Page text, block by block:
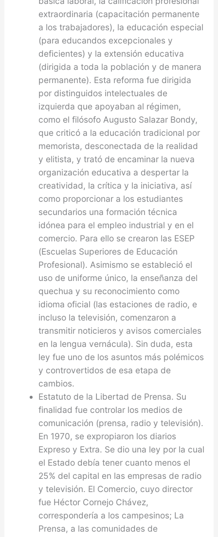
extraordinaria (capacitación permanente
a los trabajadores), la educación especial
(para educandos excepcionales y
deficientes) y la extensión educativa
(dirigida a toda la población y de manera
permanente). Esta reforma fue dirigida
por distinguidos intelectuales de
izquierda que apoyaban al régimen,
como el filósofo Augusto Salazar Bondy,
que criticó a la educación tradicional por
memorista, desconectada de la realidad
y elitista, y trató de encaminar la nueva
organización educativa a despertar la
creatividad, la crítica y la iniciativa, así
como proporcionar a los estudiantes
secundarios una formación técnica
idónea para el empleo industrial y en el
comercio. Para ello se crearon las ESEP
(Escuelas Superiores de Educación
Profesional). Asimismo se estableció el
uso de uniforme único, la enseñanza del
quechua y su reconocimiento como
idioma oficial (las estaciones de radio, e
incluso la televisión, comenzaron a
transmitir noticieros y avisos comerciales
en la lengua vernácula). Sin duda, esta
ley fue uno de los asuntos más polémicos
y controvertidos de esa etapa de
cambios.
Estatuto de la Libertad de Prensa. Su
finalidad fue controlar los medios de
comunicación (prensa, radio y televisión).
En 1970, se expropiaron los diarios
Expreso y Extra. Se dio una ley por la cual
el Estado debía tener cuanto menos el
25% del capital en las empresas de radio
y televisión. El Comercio, cuyo director
fue Héctor Cornejo Chávez,
correspondería a los campesinos; La
Prensa, a las comunidades de